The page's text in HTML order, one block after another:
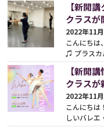
【新開
クラス
2022年11
こんにちは
♫ プラスカ
く、土曜日
る【新開
クラス
2022年11
こんにちは
しいバレエ